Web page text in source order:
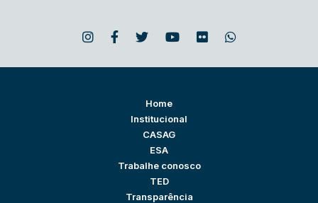
Home
Institucional
CASAG
ESA
Trabalhe conosco
TED
Transparência